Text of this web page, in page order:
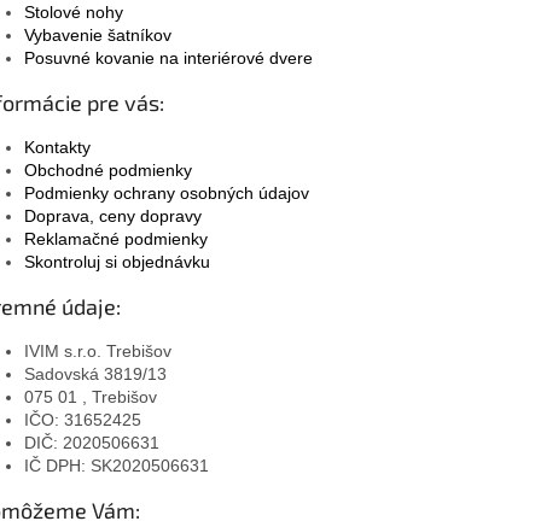
Stolové nohy
Vybavenie šatníkov
Posuvné kovanie na interiérové dvere
pre vás:
Kontakty
Obchodné podmienky
Podmienky ochrany osobných údajov
Doprava, ceny dopravy
Reklamačné podmienky
Skontroluj si objednávku
údaje:
IVIM s.r.o. Trebišov
Sadovská 3819/13
075 01 , Trebišov
IČO: 31652425
DIČ: 2020506631
IČ DPH: SK2020506631
Vám: